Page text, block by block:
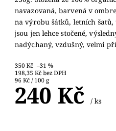
navazovaná, barvená v
na výrobu šátků, letních
jsou jen lehce stočené,
nadýchaný, vzdušný, velmi
350 Kč –31 %
198,35 Kč bez DPH
96 Kč / 100 g
240 Kč / ks